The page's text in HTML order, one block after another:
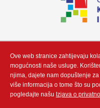
„Izradu internetske stranice
Copyright (c) by Neutrino
Ove web stranice zahtijevaju
mogućnosti naše usluge.
njima, dajete nam dopuštenje
više informacija o tome što su
pogledajte našu Izjava o